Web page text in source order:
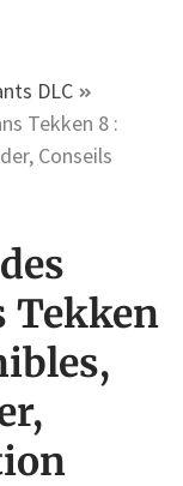
DLC
Tekken 8 :
Conseils
Tekken